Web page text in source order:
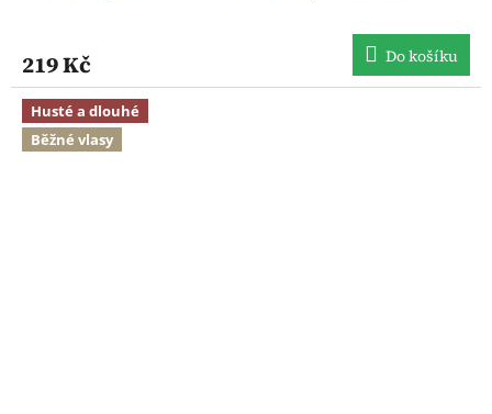
219 Kč Do košíku
Husté a dlouhé
Běžné vlasy